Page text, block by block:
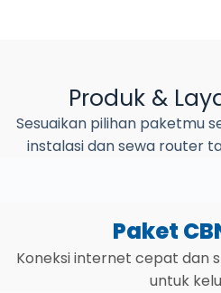
Produk &
Sesuaikan pilihan paketmu
instalasi dan sewa router
Paket
Koneksi internet cepat dan
untuk